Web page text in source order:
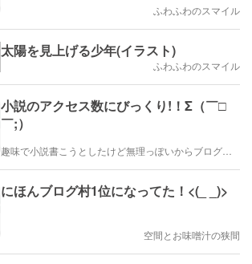
ふわふわのスマイル
太陽を見上げる少年(イラスト)
ふわふわのスマイル
小説のアクセス数にびっくり!！Σ（￣□
￣;）
にほんブログ村1位になってた！<(_ _)>
空間とお味噌汁の狭間